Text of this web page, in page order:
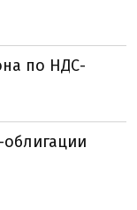
по НДС-